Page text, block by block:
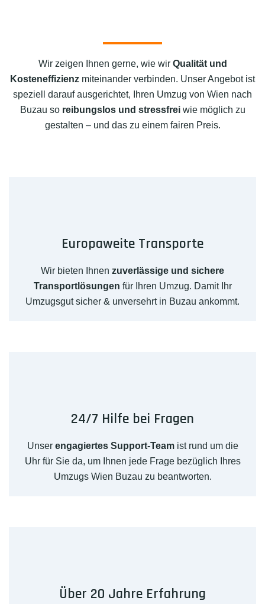
Wir zeigen Ihnen gerne, wie wir Qualität und
Kosteneffizienz miteinander verbinden. Unser Angebot ist
speziell darauf ausgerichtet, Ihren Umzug von Wien nach
Buzau so reibungslos und stressfreiwie möglich zu
gestalten – und das zu einem fairen Preis.
Europaweite Transporte
Wir bieten Ihnen zuverlässige und sichere
Transportlösungen für Ihren Umzug. Damit Ihr
Umzugsgut sicher & unversehrt in Buzau ankommt.
24/7 Hilfe bei Fragen
Unser engagiertes Support-Teamist rund um die
Uhr für Sie da, um Ihnen jede Frage bezüglich Ihres
Umzugs Wien Buzau zu beantworten.
Über 20 Jahre Erfahrung